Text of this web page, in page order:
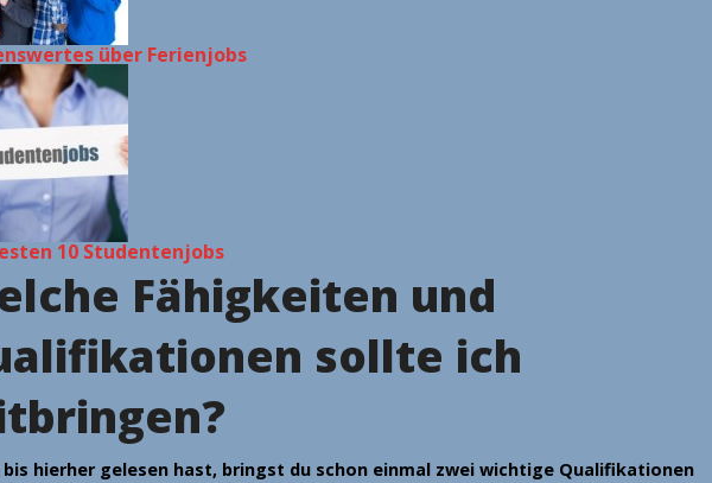
über Ferienjobs
10 Studentenjobs
Fähigkeiten und
sollte ich
bis hierher gelesen hast, bringst du schon einmal zwei wichtige Qualifikationen